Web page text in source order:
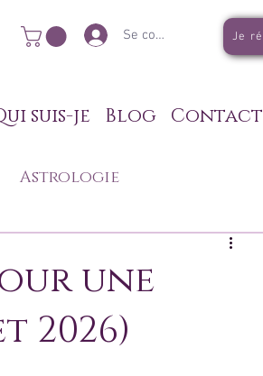
Se connecter
suis-je Blog Contact
Astrologie
une
2026)